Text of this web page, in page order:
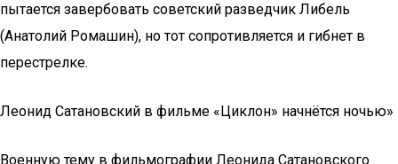
пытается завербовать советский разведчик Либель
(Анатолий Ромашин), но тот сопротивляется и гибнет в
перестрелке.
Леонид Сатановский в фильме «Циклон» начнётся ночью»
Военную тему в фильмографии Леонида Сатановского